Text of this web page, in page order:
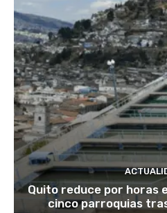
Quito reduce por horas
cinco parroquias